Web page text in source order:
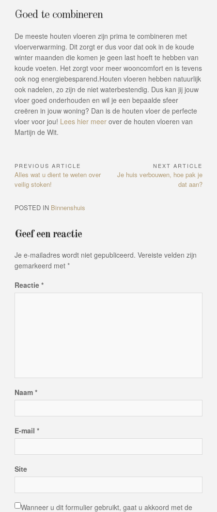
Goed te combineren
De meeste houten vloeren zijn prima te combineren met
vloerverwarming. Dit zorgt er dus voor dat ook in de koude
winter maanden die komen je geen last hoeft te hebben van
koude voeten. Het zorgt voor meer wooncomfort en is tevens
ook nog energiebesparend.Houten vloeren hebben natuurlijk
ook nadelen, zo zijn de niet waterbestendig. Dus kan jij jouw
vloer goed onderhouden en wil je een bepaalde sfeer
creëren in jouw woning? Dan is de houten vloer de perfecte
vloer voor jou! Lees hier meer over de houten vloeren van
Martijn de Wit.
Bericht
navigatie
PREVIOUS ARTICLE
Previous
Article:
Alles wat u dient te weten over
veilig stoken!
NEXT ARTICLE
Next
Je huis verbouwen, hoe pak je
dat aan?
POSTED IN Binnenshuis
Geef een reactie
Je e-mailadres wordt niet gepubliceerd. Vereiste velden zijn
gemarkeerd met *
Reactie *
Naam *
E-mail *
Site
Wanneer u dit formulier gebruikt, gaat u akkoord met de